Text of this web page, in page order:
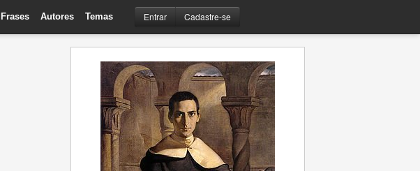
Frases Autores Temas Entrar Cadastre-se